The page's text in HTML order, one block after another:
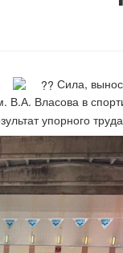
Сила,
В.А. Власова в
упорного